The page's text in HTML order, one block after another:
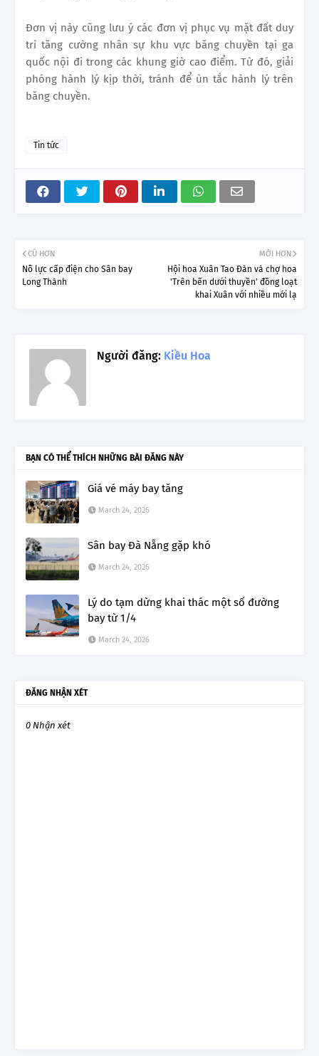
Đơn vị này cũng lưu ý các đơn vị phục vụ mặt đất duy
trì tăng cường nhân sự khu vực băng chuyền tại ga
quốc nội đi trong các khung giờ cao điểm. Từ đó, giải
phóng hành lý kịp thời, tránh để ùn tắc hành lý trên
băng chuyền.
Tin tức
MỚI HƠN
Hội hoa Xuân Tao Đàn và chợ hoa
'Trên bến dưới thuyền' đồng loạt
khai Xuân với nhiều mới lạ
CŨ HƠN
Nỗ lực cấp điện cho Sân bay
Long Thành
Người đăng: Kiều Hoa
BẠN CÓ THỂ THÍCH NHỮNG BÀI ĐĂNG NÀY
Giá vé máy bay tăng
March 24, 2026
Sân bay Đà Nẵng gặp khó
March 24, 2026
Lý do tạm dừng khai thác một số đường
bay từ 1/4
March 24, 2026
ĐĂNG NHẬN XÉT
0 Nhận xét